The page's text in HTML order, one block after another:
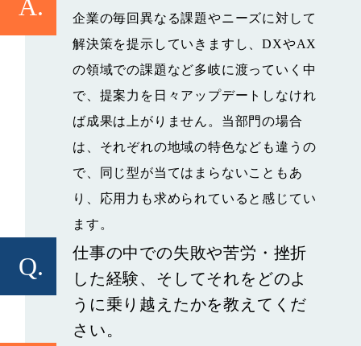
A.
企業の毎回異なる課題やニーズに対して
解決策を提示していきますし、DXやAX
の領域での課題など多岐に渡っていく中
で、提案力を日々アップデートしなけれ
ば成果は上がりません。当部門の場合
は、それぞれの地域の特色なども違うの
で、同じ型が当てはまらないこともあ
り、応用力も求められていると感じてい
ます。
Q.
仕事の中での失敗や苦労・挫折
した経験、そしてそれをどのよ
うに乗り越えたかを教えてくだ
さい。